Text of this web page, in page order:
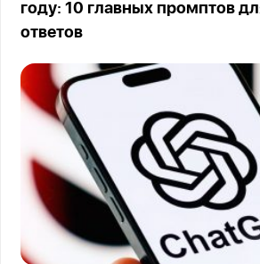
году: 10 главных промптов
ответов